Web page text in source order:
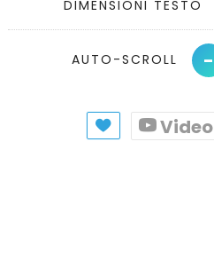
DIMENSIONI TESTO
AUTO-SCROLL -
Video